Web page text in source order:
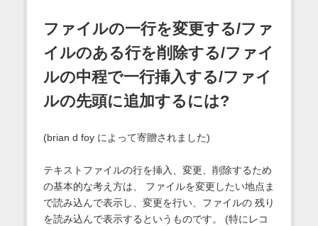
ファイルの一行を変更する/ファ
イルのある行を削除する/ファイ
ルの中程で一行挿入する/ファイ
ルの先頭に追加するには?
(brian d foy によって寄贈されました)
テキストファイルの行を挿入、変更、削除するため
の基本的な考え方は、 ファイルを変更したい地点ま
で読み込んで表示し、変更を行い、ファイルの 残り
を読み込んで表示するというものです。 (特にレコ